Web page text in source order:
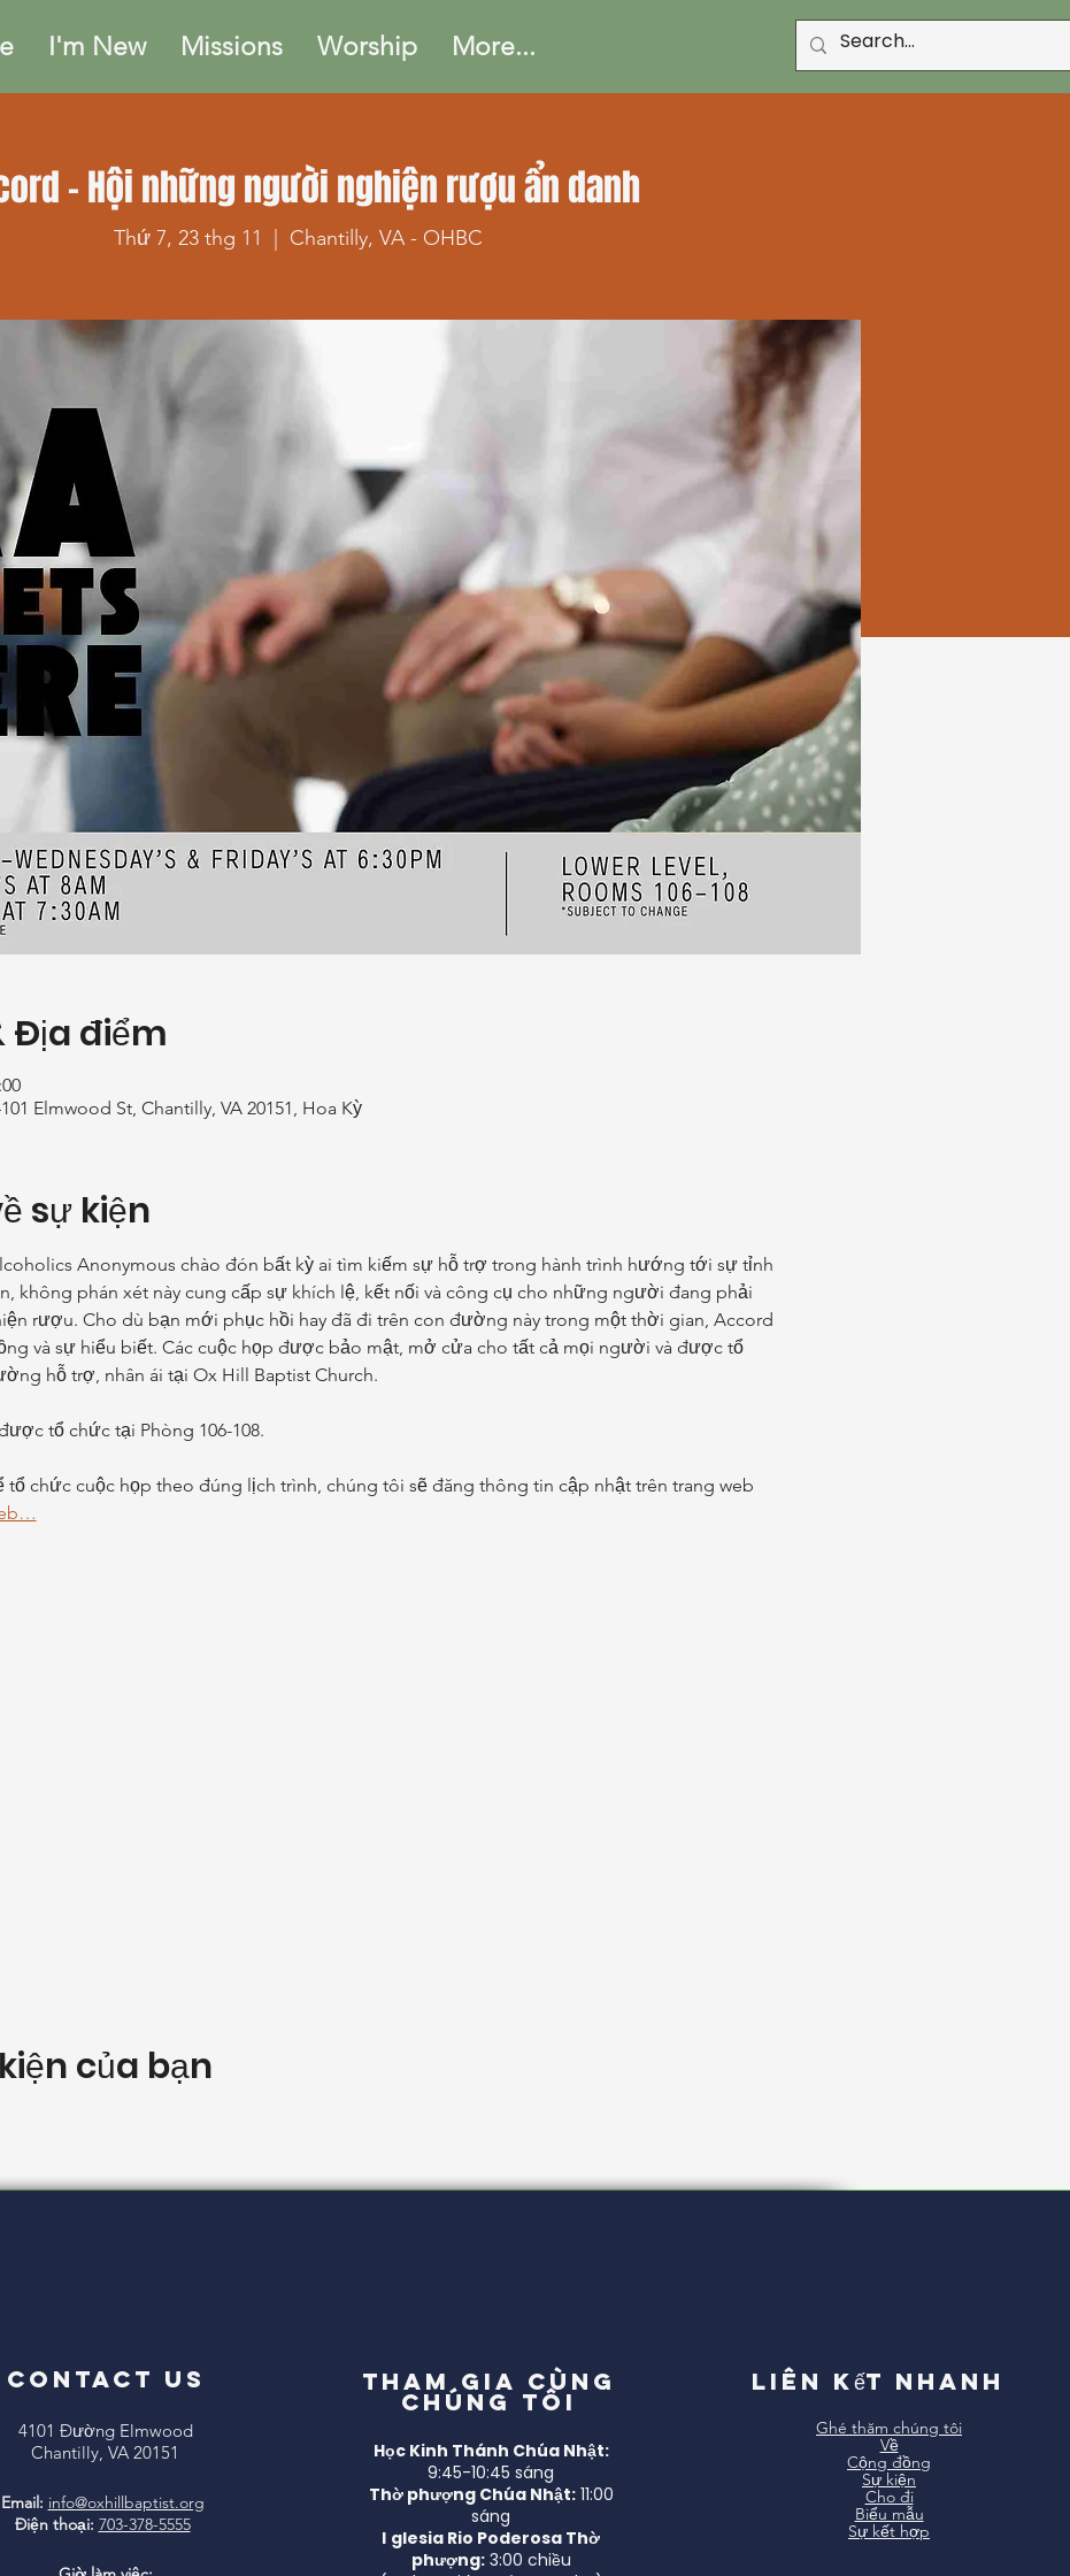
I'm New Missions Worship More...
- Hội những người nghiện rượu ẩn danh
Thứ 7, 23 thg 11 Chantilly, VA - OHBC
Địa điểm
Elmwood St, Chantilly, VA 20151, Hoa Kỳ
sự kiện
Anonymous chào đón bất kỳ ai tìm kiếm sự hỗ trợ trong hành trình hướng tới sự tỉnh
không phán xét này cung cấp sự khích lệ, kết nối và công cụ cho những người đang phải
rượu. Cho dù bạn mới phục hồi hay đã đi trên con đường này trong một thời gian, Accord
và sự hiểu biết. Các cuộc họp được bảo mật, mở cửa cho tất cả mọi người và được tổ
hỗ trợ, nhân ái tại Ox Hill Baptist Church.
tổ chức tại Phòng 106-108.
tổ chức cuộc họp theo đúng lịch trình, chúng tôi sẽ đăng thông tin cập nhật trên trang web
của bạn
CONTACT US
4101 Đường Elmwood
Chantilly, VA 20151
Email: info@oxhillbaptist.org
Điện thoại: 703-378-5555
Tham gia cùng
chúng tôi
Học Kinh Thánh Chúa Nhật:
9:45-10:45 sáng
Thờ phượng Chúa Nhật:11:00
sáng
I glesia Rio Poderosa Thờ
phượng:3:00 chiều
Liên kết nhanh
Ghé thăm chúng tôi
Về
Cộng đồng
Sự kiện
Cho đi
Biểu mẫu
Sự kết hợp